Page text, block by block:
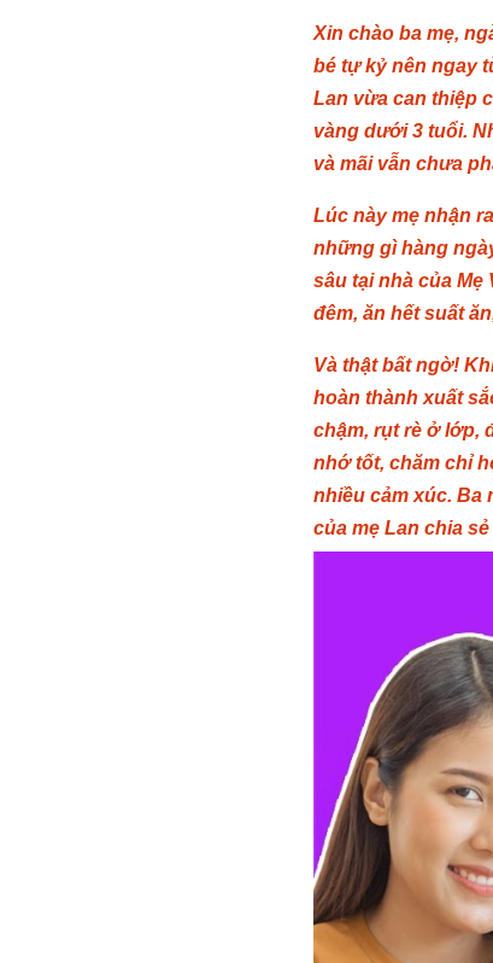
Xin chào ba mẹ,
bé tự kỷ nên ngay
Lan vừa can thiệp
vàng dưới 3 tuổi.
và mãi vẫn chưa
Lúc này mẹ nhận
những gì hàng
sâu tại nhà của
đêm, ăn hết suất
Và thật bất ngờ!
hoàn thành xuất
chậm, rụt rè ở lớp,
nhớ tốt, chăm chỉ
nhiều cảm xúc. Ba
của mẹ Lan chia